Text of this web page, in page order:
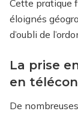
Cette pratique
éloignés
d’oubli de
La prise
en
De